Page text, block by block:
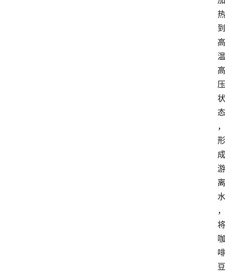
热
到
高
温
高
压
状
态
，
形
成
游
离
水
，
将
咖
啡
豆